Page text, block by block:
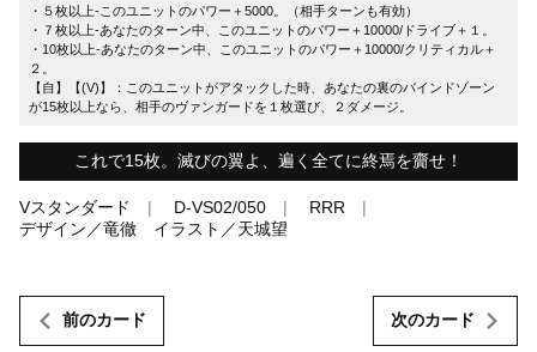
・５枚以上-このユニットのパワー＋5000。（相手ターンも有効）
・７枚以上-あなたのターン中、このユニットのパワー＋10000/ドライブ＋１。
・10枚以上-あなたのターン中、このユニットのパワー＋10000/クリティカル＋
２。
【自】【(V)】：このユニットがアタックした時、あなたの裏のバインドゾーン
が15枚以上なら、相手のヴァンガードを１枚選び、２ダメージ。
これで15枚。滅びの翼よ、遍く全てに終焉を齎せ！
Vスタンダード D-VS02/050
RRR
デザイン／竜徹 イラスト／天城望
前のカード 次のカード